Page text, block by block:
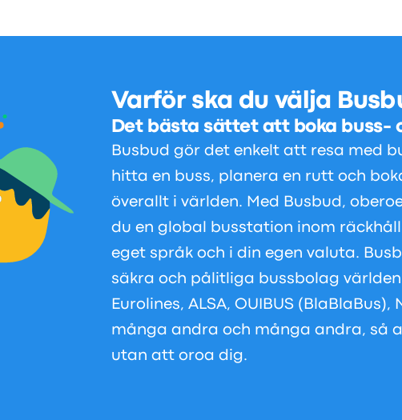
Varför ska du välja
Det bästa sättet att boka buss-
Busbud gör det enkelt att resa med
hitta en buss, planera en rutt och
överallt i världen. Med Busbud,
du en global busstation inom
eget språk och i din egen valuta.
säkra och pålitliga bussbolag världen
Eurolines, ALSA, OUIBUS
många andra och många andra, så
utan att oroa dig.